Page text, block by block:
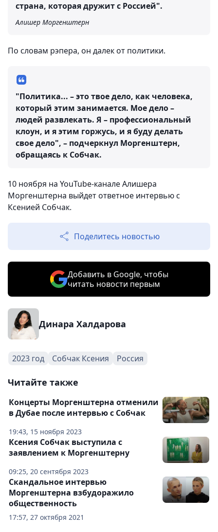
страна, которая дружит с Россией".
Алишер Моргенштерн
По словам рэпера, он далек от политики.
"Политика... – это твое дело, как человека,
который этим занимается. Мое дело –
людей развлекать. Я – профессиональный
клоун, и я этим горжусь, и я буду делать
свое дело", – подчеркнул Моргенштерн,
обращаясь к Собчак.
10 ноября на YouTube-канале Алишера
Моргенштерна выйдет ответное интервью с
Ксенией Собчак.
Поделитесь новостью
Добавить в Google, чтобы
читать новости первым
Динара Халдарова
2023 год Собчак Ксения Россия
Читайте также
19:43, 15 ноября 2023
Концерты Моргенштерна отменили
в Дубае после интервью с Собчак
09:25, 20 сентября 2023
Ксения Собчак выступила с
заявлением к Моргенштерну
17:57, 27 октября 2021
Скандальное интервью
Моргенштерна взбудоражило
общественность